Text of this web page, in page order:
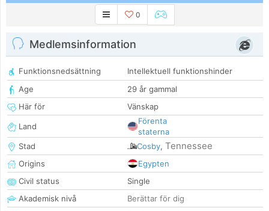
0
Medlemsinformation
Funktionsnedsättning
Intellektuell funktionshinder
Age
29 år gammal
Här för
Vänskap
Land
Förenta
staterna
Stad
Cosby, Tennessee
Origins
Egypten
Civil status
Single
Akademisk nivå
Berättar för dig